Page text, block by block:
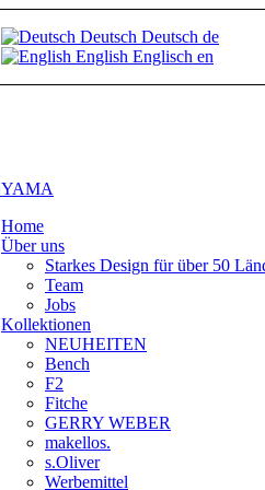
Deutsch Deutsch de
English Englisch en
Home
Über uns
Starkes Design für über 50
Team
Jobs
Kollektionen
NEUHEITEN
Bench
F2
Fitche
GERRY WEBER
makellos.
s.Oliver
Werbemittel